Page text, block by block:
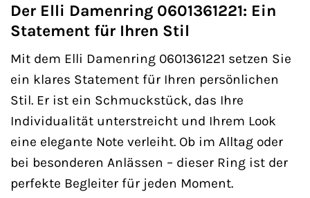
Der Elli Damenring 0601361221: Ein
Statement für Ihren Stil
Mit dem Elli Damenring 0601361221 setzen Sie
ein klares Statement für Ihren persönlichen
Stil. Er ist ein Schmuckstück, das Ihre
Individualität unterstreicht und Ihrem Look
eine elegante Note verleiht. Ob im Alltag oder
bei besonderen Anlässen – dieser Ring ist der
perfekte Begleiter für jeden Moment.